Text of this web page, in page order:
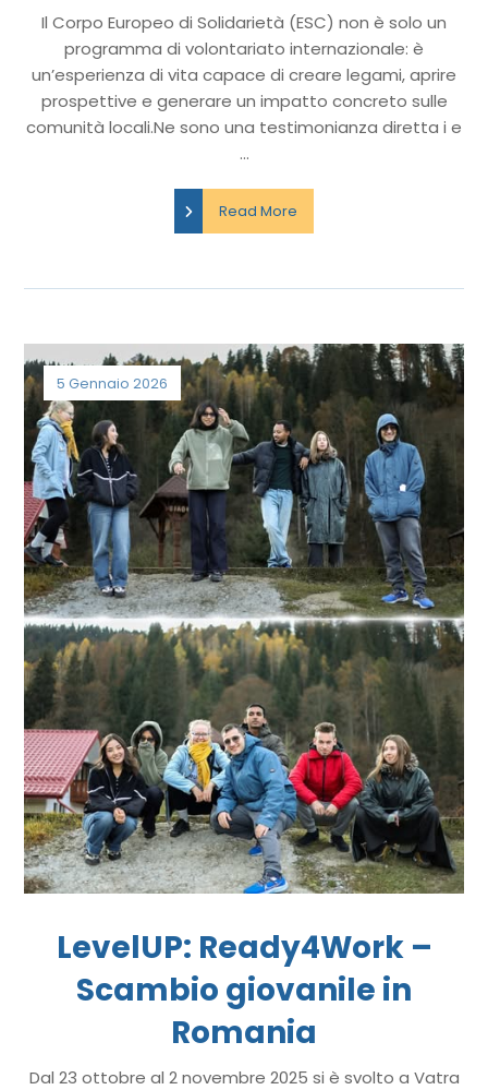
Il Corpo Europeo di Solidarietà (ESC) non è solo un
programma di volontariato internazionale: è
un’esperienza di vita capace di creare legami, aprire
prospettive e generare un impatto concreto sulle
comunità locali.Ne sono una testimonianza diretta i e
...
Read More
LevelUP: Ready4Work –
Scambio giovanile in
Romania
5 Gennaio 2026
Dal 23 ottobre al 2 novembre 2025 si è svolto a Vatra